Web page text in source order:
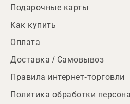
Подарочные карты
Как купить
Оплата
Доставка / Самовывоз
Правила интернет-торговли
Политика обработки